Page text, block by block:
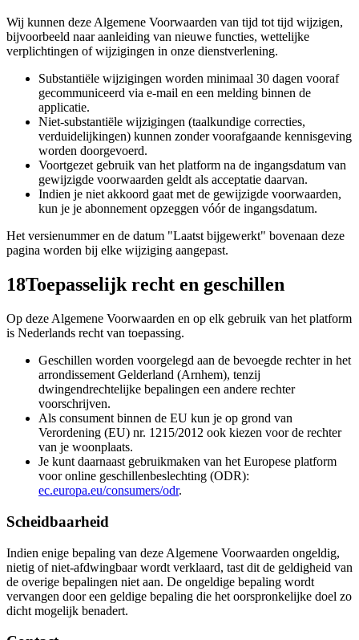
Wij kunnen deze Algemene Voorwaarden van tijd tot tijd wijzigen,
bijvoorbeeld naar aanleiding van nieuwe functies, wettelijke
verplichtingen of wijzigingen in onze dienstverlening.
Substantiële wijzigingen worden minimaal 30 dagen vooraf
gecommuniceerd via e-mail en een melding binnen de
applicatie.
Niet-substantiële wijzigingen (taalkundige correcties,
verduidelijkingen) kunnen zonder voorafgaande kennisgeving
worden doorgevoerd.
Voortgezet gebruik van het platform na de ingangsdatum van
gewijzigde voorwaarden geldt als acceptatie daarvan.
Indien je niet akkoord gaat met de gewijzigde voorwaarden,
kun je je abonnement opzeggen vóór de ingangsdatum.
Het versienummer en de datum "Laatst bijgewerkt" bovenaan deze
pagina worden bij elke wijziging aangepast.
18Toepasselijk recht en geschillen
Op deze Algemene Voorwaarden en op elk gebruik van het platform
is Nederlands recht van toepassing.
Geschillen worden voorgelegd aan de bevoegde rechter in het
arrondissement Gelderland (Arnhem), tenzij
dwingendrechtelijke bepalingen een andere rechter
voorschrijven.
Als consument binnen de EU kun je op grond van
Verordening (EU) nr. 1215/2012 ook kiezen voor de rechter
van je woonplaats.
Je kunt daarnaast gebruikmaken van het Europese platform
voor online geschillenbeslechting (ODR):
ec.europa.eu/consumers/odr.
Scheidbaarheid
Indien enige bepaling van deze Algemene Voorwaarden ongeldig,
nietig of niet-afdwingbaar wordt verklaard, tast dit de geldigheid van
de overige bepalingen niet aan. De ongeldige bepaling wordt
vervangen door een geldige bepaling die het oorspronkelijke doel zo
dicht mogelijk benadert.